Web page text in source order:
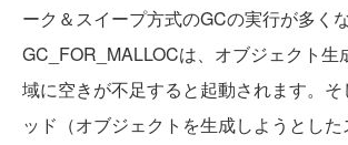
ーク＆スイープ方式のGCの実行が多く
GC_FOR_MALLOCは、オブジェクト生
域に空きが不足すると起動されます。そ
ッド（オブジェクトを生成しようとし